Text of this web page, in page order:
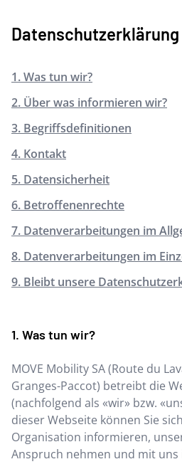
Datenschutzerklärung
1. Was tun wir?
2. Über was informieren wir?
3. Begriffsdefinitionen
4. Kontakt
5. Datensicherheit
6. Betroffenenrechte
7. Datenverarbeitungen im
8. Datenverarbeitungen im
9. Bleibt unsere
Was tun wir?
MOVE Mobility SA(Route du
Granges-Paccot) betreibt die
(nachfolgend als «wir» bzw.
dieser Webseite können Sie
Organisation informieren,
Anspruch nehmen und mit